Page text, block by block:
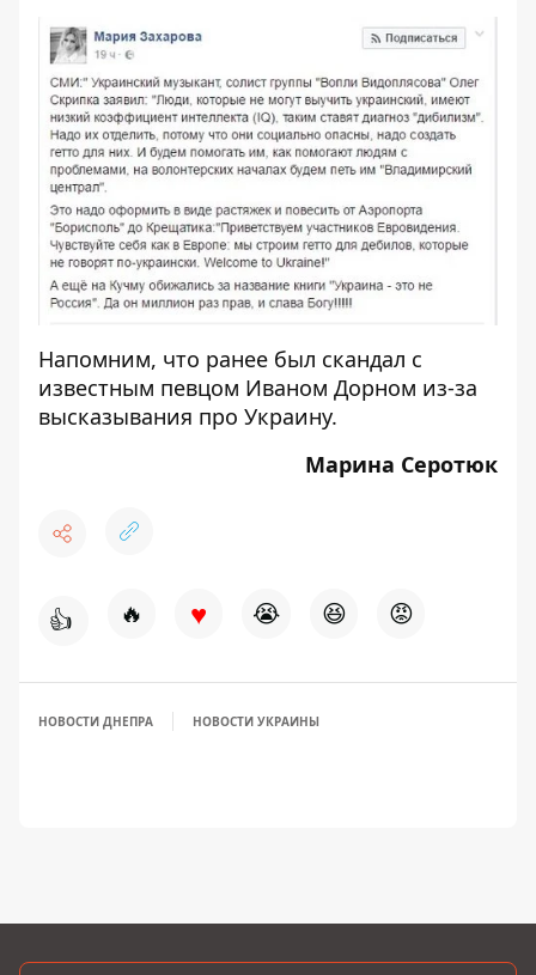
Напомним, что ранее был скандал с
известным певцом Иваном Дорном из-за
высказывания про Украину.
Марина Серотюк
👍 🔥 ♥ 😭 😆 😡
НОВОСТИ ДНЕПРА НОВОСТИ УКРАИНЫ